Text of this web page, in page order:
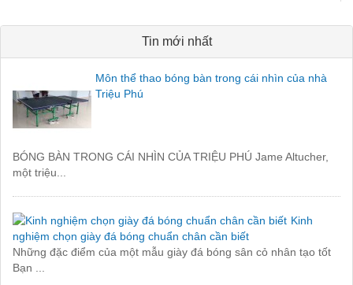
Tin mới nhất
Môn thể thao bóng bàn trong cái nhìn của nhà
Triệu Phú
BÓNG BÀN TRONG CÁI NHÌN CỦA TRIỆU PHÚ Jame Altucher,
một triệu...
Kinh
nghiệm chọn giày đá bóng chuẩn chân cần biết
Những đặc điểm của một mẫu giày đá bóng sân cỏ nhân tạo tốt
Bạn ...